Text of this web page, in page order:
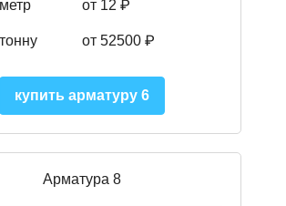
от 12 ₽
от 52500 ₽
купить арматуру 6
Арматура 8